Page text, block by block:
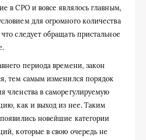
в СРО и вовсе являлось главным,
для огромного количества
следует обращать пристальное
периода времени, закон
тем самым изменился порядок
членства в саморегулируемую
как и выход из нее. Таким
новейшие категории
которые в свою очередь не